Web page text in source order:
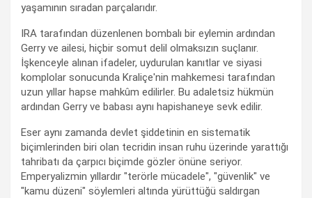
yaşamının sıradan parçalarıdır.
IRA tarafından düzenlenen bombalı bir eylemin ardından
Gerry ve ailesi, hiçbir somut delil olmaksızın suçlanır.
İşkenceyle alınan ifadeler, uydurulan kanıtlar ve siyasi
komplolar sonucunda Kraliçe'nin mahkemesi tarafından
uzun yıllar hapse mahkûm edilirler. Bu adaletsiz hükmün
ardından Gerry ve babası aynı hapishaneye sevk edilir.
Eser aynı zamanda devlet şiddetinin en sistematik
biçimlerinden biri olan tecridin insan ruhu üzerinde yarattığı
tahribatı da çarpıcı biçimde gözler önüne seriyor.
Emperyalizmin yıllardır "terörle mücadele", "güvenlik" ve
"kamu düzeni" söylemleri altında yürüttüğü saldırgan